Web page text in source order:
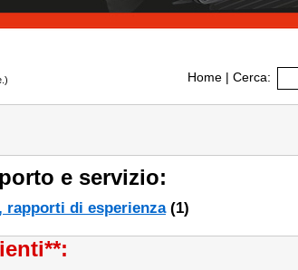
Home | Cerca:
e servizio:
rapporti di esperienza(1)